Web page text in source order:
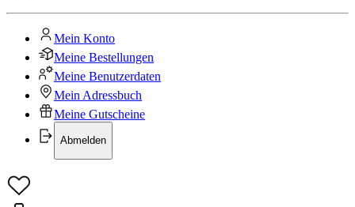
Mein Konto
Meine Bestellungen
Meine Benutzerdaten
Mein Adressbuch
Meine Gutscheine
Abmelden